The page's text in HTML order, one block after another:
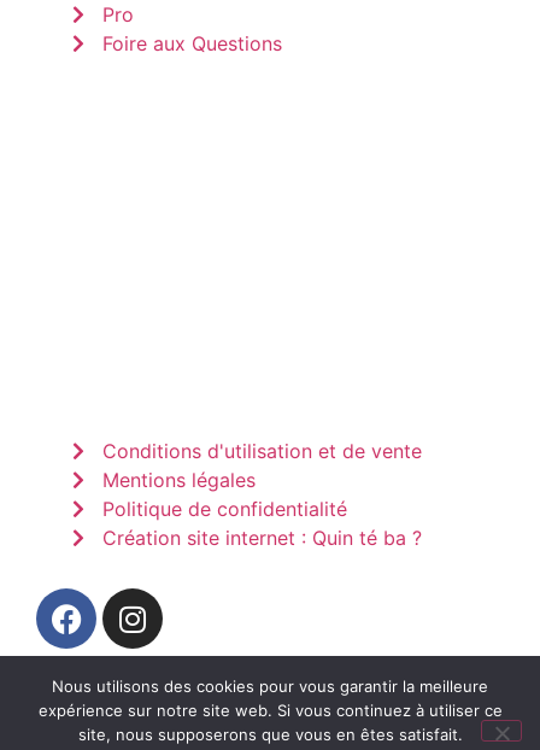
Pro
Foire aux Questions
Conditions d'utilisation et de vente
Mentions légales
Politique de confidentialité
Création site internet : Quin té ba ?
Nous utilisons des cookies pour vous garantir la meilleure
expérience sur notre site web. Si vous continuez à utiliser ce
site, nous supposerons que vous en êtes satisfait.